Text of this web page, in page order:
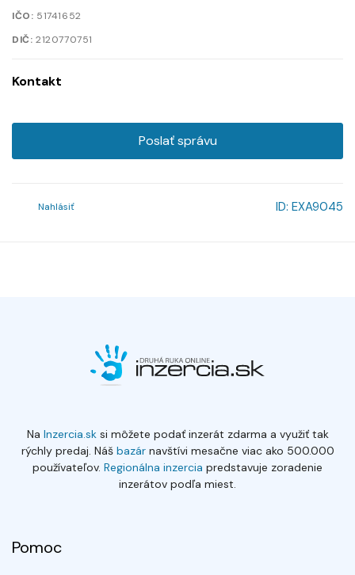
IČO: 51741652
DIČ: 2120770751
Kontakt
Poslať správu
Nahlásiť ID: EXA9045
Na Inzercia.sksi môžete podať inzerát zdarma a využiť tak
rýchly predaj. Náš bazárnavštívi mesačne viac ako 500.000
používateľov. Regionálna inzercia predstavuje zoradenie
inzerátov podľa miest.
Pomoc